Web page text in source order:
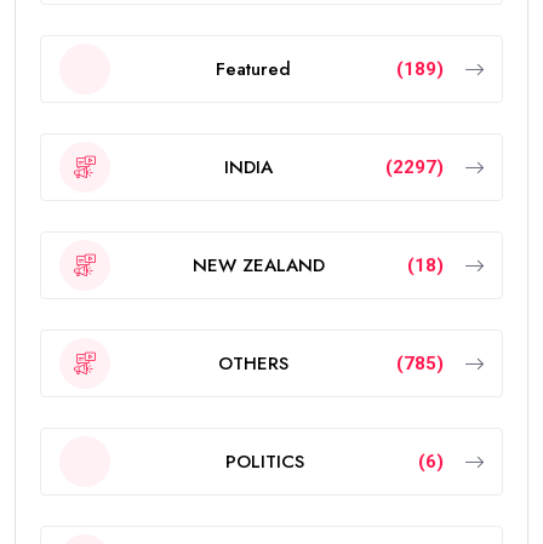
Featured (189)
INDIA (2297)
NEW ZEALAND (18)
OTHERS (785)
POLITICS (6)